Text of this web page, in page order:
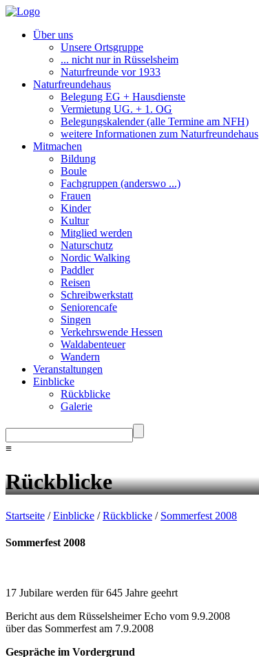
Über uns
Unsere Ortsgruppe
... nicht nur in Rüsselsheim
Naturfreunde vor 1933
Naturfreundehaus
Belegung EG + Hausdienste
Vermietung UG. + 1. OG
Belegungskalender (alle Termine am NFH)
weitere Informationen zum Naturfreundehaus
Mitmachen
Bildung
Boule
Fachgruppen (anderswo ...)
Frauen
Kinder
Kultur
Mitglied werden
Naturschutz
Nordic Walking
Paddler
Reisen
Schreibwerkstatt
Seniorencafe
Singen
Verkehrswende Hessen
Waldabenteuer
Wandern
Veranstaltungen
Einblicke
Rückblicke
Galerie
≡
Rückblicke
Startseite /Einblicke /Rückblicke / Sommerfest 2008
Sommerfest 2008
17 Jubilare werden für 645 Jahre geehrt
Bericht aus dem Rüsselsheimer Echo vom 9.9.2008
über das Sommerfest am 7.9.2008
Gespräche im Vordergrund